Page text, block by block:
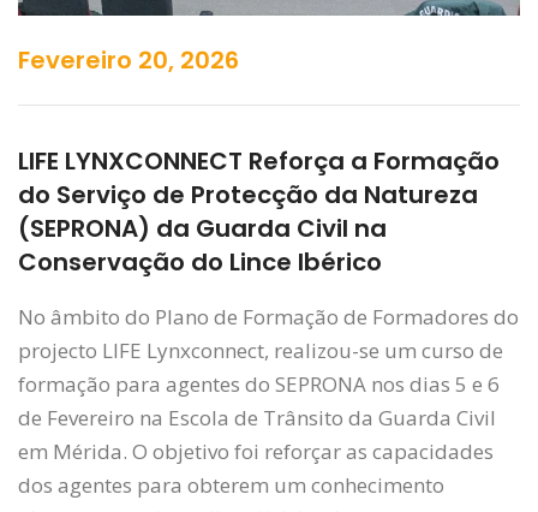
Fevereiro 20, 2026
LIFE LYNXCONNECT Reforça a Formação
do Serviço de Protecção da Natureza
(SEPRONA) da Guarda Civil na
Conservação do Lince Ibérico
No âmbito do Plano de Formação de Formadores do
projecto LIFE Lynxconnect, realizou-se um curso de
formação para agentes do SEPRONA nos dias 5 e 6
de Fevereiro na Escola de Trânsito da Guarda Civil
em Mérida. O objetivo foi reforçar as capacidades
dos agentes para obterem um conhecimento